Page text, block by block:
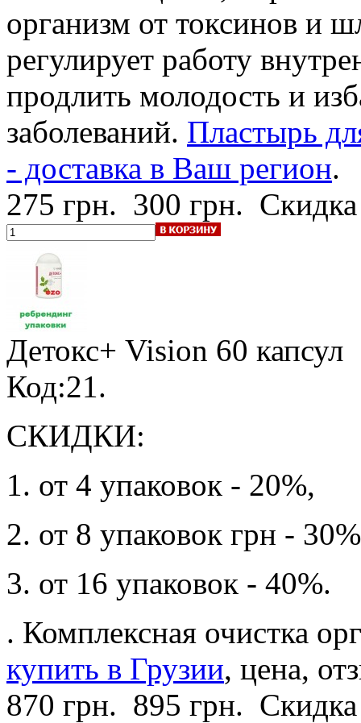
организм от токсинов и
регулирует работу
продлить молодость и
заболеваний. Пластырь
- доставка в Ваш регион.
275 грн. 300 грн.
Детокс+ Vision 60 капсул
Код:21.
СКИДКИ:
1. от 4 упаковок - 20%,
2. от 8 упаковок грн -
3. от 16 упаковок - 40%.
. Комплексная очистка
купить в Грузии, цена,
870 грн. 895 грн.